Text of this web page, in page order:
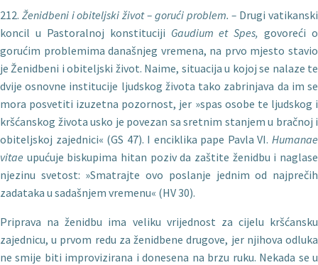
212. Ženidbeni i obiteljski život – gorući problem. – Drugi vati­kanski
koncil u Pastoralnoj konstituciji Gaudium et Spes,govoreći o
gorućim problemima današnjeg vremena, na prvo mjesto stavio
je Ženidbeni i obiteljski život. Naime, situacija u kojoj se nalaze te
dvije osnovne institucije ljudskog života tako zabrinjava da im se
mora posvetiti izuzetna pozornost, jer »spas osobe te ljudskog i
kršćanskog života usko je povezan sa sretnim stanjem u bračnoj i
obiteljskoj zajednici« (GS 47). I enciklika pape Pavla VI. Humanae
vitae upućuje biskupima hitan poziv da zaštite ženidbu i naglase
njezinu svetost: »Smatrajte ovo poslanje jednim od najprečih
zadataka u sadašnjem vremenu« (HV 30).
Priprava na ženidbu ima veliku vrijednost za cijelu kršćansku
zajednicu, u prvom redu za ženidbene drugove, jer njihova odluka
ne smije biti improvizirana i donesena na brzu ruku. Nekada se u